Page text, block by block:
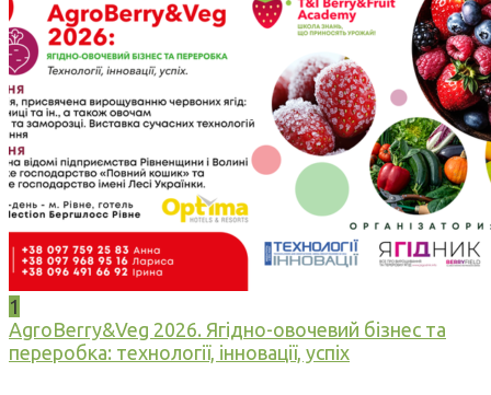
1
AgroBerry&Veg 2026. Ягідно-овочевий бізнес та
переробка: технології, інновації, успіх